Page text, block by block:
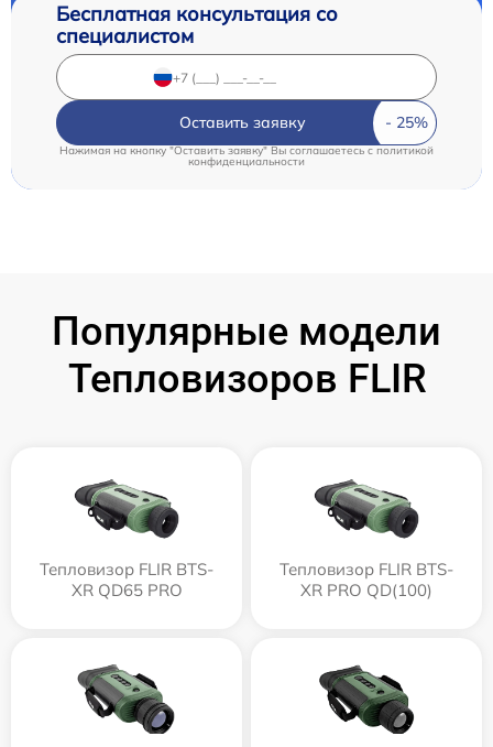
Бесплатная консультация со
специалистом
Оставить заявку
Нажимая на кнопку "Оставить заявку" Вы соглашаетесь c политикой
конфиденциальности
Популярные модели
Тепловизоров FLIR
Тепловизор FLIR BTS-
XR QD65 PRO
Тепловизор FLIR BTS-
XR PRO QD(100)